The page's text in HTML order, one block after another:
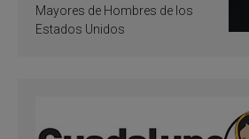
Mayores de Hombres de los
Estados Unidos